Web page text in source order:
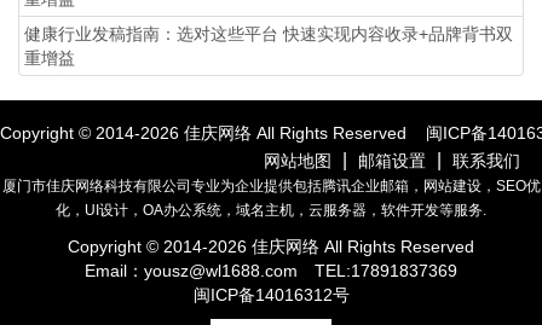
健康行业发稿指南：选对这些平台 快速实现内容收录+品牌背书双
重增益
Copyright © 2014-2026 佳庆网络 All Rights Reserved 闽ICP备
网站地图
邮箱设置 联系我们
厦门市佳庆网络科技有限公司专业为企业提供包括腾讯企业邮箱，网站建设，SEO优
化，UI设计，OA办公系统，域名主机，云服务器，软件开发等服务.
Copyright © 2014-2026 佳庆网络 All Rights Reserved
Email： yousz@wl1688.com
TEL:17891837369
闽ICP备14016312号